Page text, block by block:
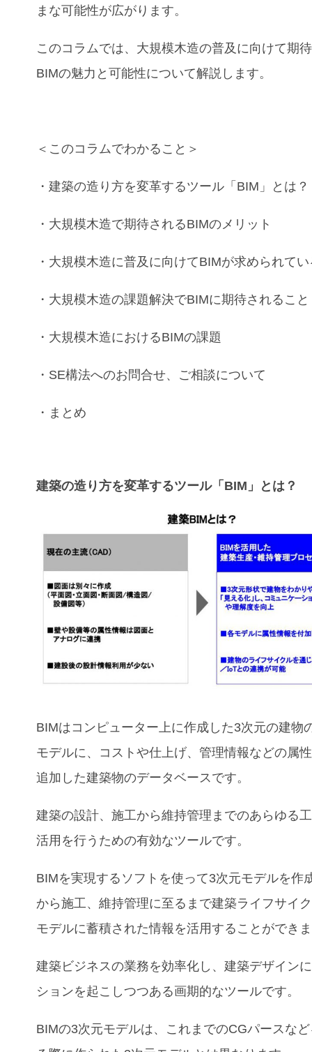
まな可能性が広がります。
このコラムでは、大規模木造の普及に向けて期
BIMの魅力と可能性について解説します。
＜このコラムでわかること＞
・建築の造り方を変革するツール「 BIM」 とは？
・ 大規模木造で期待されるBIMのメリット
・ 大規模木造に普及に向けてBIMが求められて
・ 大規模木造の課題解決でBIMに期待されること
・ 大規模木造におけるBIMの課題
・ SE構法へのお問合せ、ご相談について
・まとめ
建築の造り方を変革するツール「BIM」とは？
BIMはコンピューター上に作成した3次元の建物
モデルに、コストや仕上げ、管理情報などの属
追加した建築物のデータベースです。
建築の設計、施工から維持管理までのあらゆる
活用を行うための有効なツールです。
BIMを実現するソフトを使って3次元モデルを作
から施工、維持管理に至るまで建築ライフサイ
モデルに蓄積された情報を活用することができ
建築ビジネスの業務を効率化し、建築デザイン
ションを起こしつつある画期的なツールです。
BIMの3次元モデルは、これまでのCGパースな